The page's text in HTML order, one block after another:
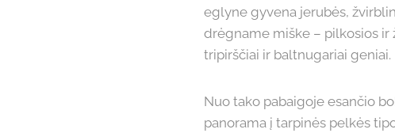
eglyne gyvena jerubės,
drėgname miške – pilkosios ir
tripirščiai ir baltnugariai geniai.
Nuo tako pabaigoje esančio
panorama į tarpinės pelkės